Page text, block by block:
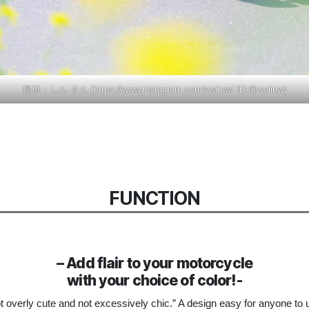
提供：しん さん (https://www.instagram.com/wsiinw/ ID:@wsiinw)
FUNCTION
– Add flair to your motorcycle
with your choice of color!-
overly cute and not excessively chic.” A design easy for anyone to